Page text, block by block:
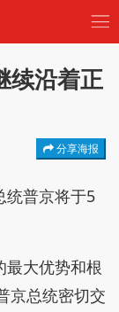
续沿着正
分享海报
统普京将于5
最大优势和根
京总统密切交